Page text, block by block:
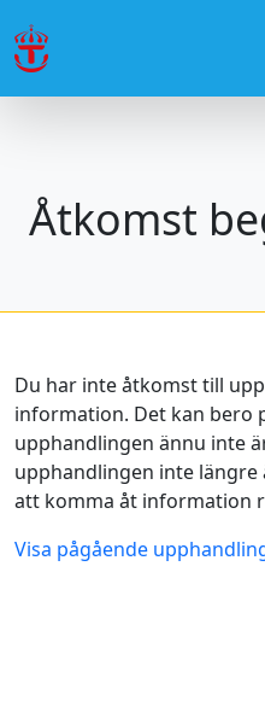
Åtkomst
Du har inte åtkomst till
information. Det kan bero
upphandlingen ännu inte
upphandlingen inte
att komma åt information
Visa pågående